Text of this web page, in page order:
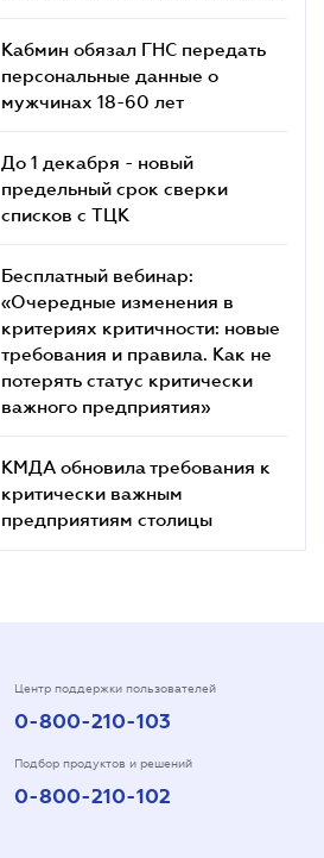
Кабмин обязал ГНС передать
персональные данные о
мужчинах 18-60 лет
До 1 декабря - новый
предельный срок сверки
списков c ТЦК
Бесплатный вебинар:
«Очередные изменения в
критериях критичности: новые
требования и правила. Как не
потерять статус критически
важного предприятия»
КМДА обновила требования к
критически важным
предприятиям столицы
Центр поддержки пользователей
0-800-210-103
Подбор продуктов и решений
0-800-210-102